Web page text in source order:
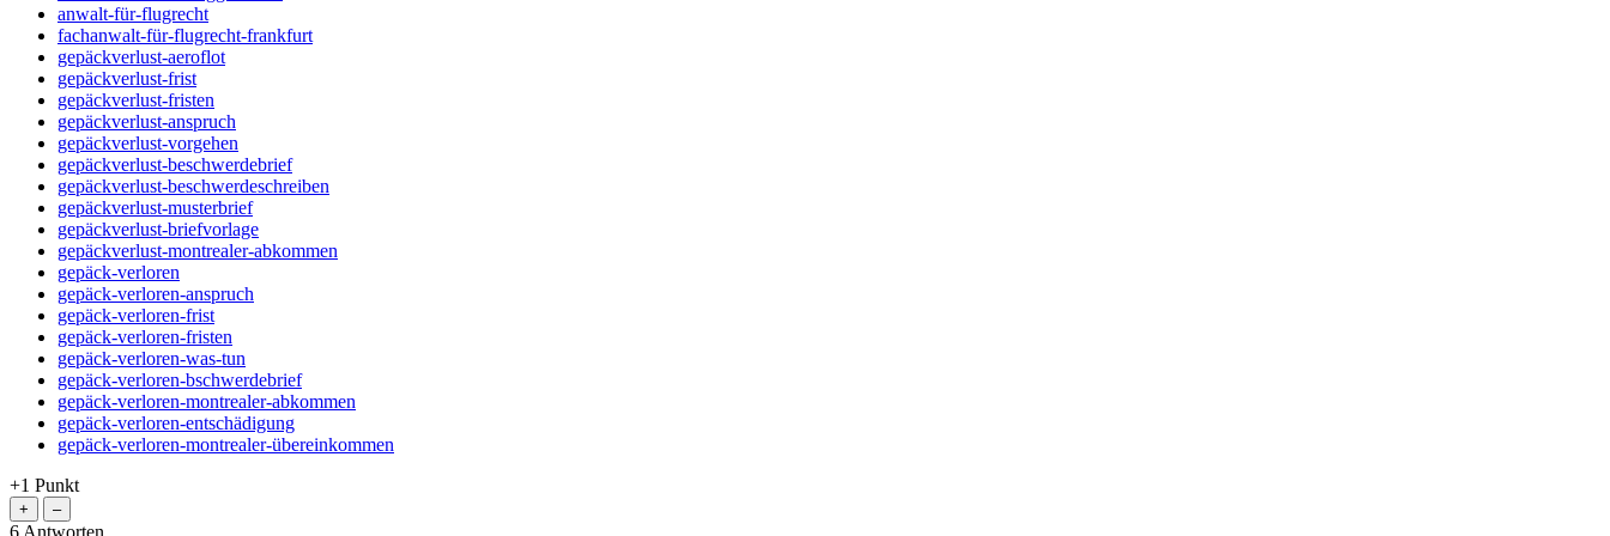
anwalt-für-flugrecht
fachanwalt-für-flugrecht-frankfurt
gepäckverlust-aeroflot
gepäckverlust-frist
gepäckverlust-fristen
gepäckverlust-anspruch
gepäckverlust-vorgehen
gepäckverlust-beschwerdebrief
gepäckverlust-beschwerdeschreiben
gepäckverlust-musterbrief
gepäckverlust-briefvorlage
gepäckverlust-montrealer-abkommen
gepäck-verloren
gepäck-verloren-anspruch
gepäck-verloren-frist
gepäck-verloren-fristen
gepäck-verloren-was-tun
gepäck-verloren-bschwerdebrief
gepäck-verloren-montrealer-abkommen
gepäck-verloren-entschädigung
gepäck-verloren-montrealer-übereinkommen
+1 Punkt
6 Antworten